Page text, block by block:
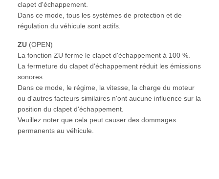
clapet d'échappement.
Dans ce mode, tous les systèmes de protection et de
régulation du véhicule sont actifs.
ZU (OPEN)
La fonction ZU ferme le clapet d'échappement à 100 %.
La fermeture du clapet d'échappement réduit les émissions
sonores.
Dans ce mode, le régime, la vitesse, la charge du moteur
ou d'autres facteurs similaires n'ont aucune influence sur la
position du clapet d'échappement.
Veuillez noter que cela peut causer des dommages
permanents au véhicule.